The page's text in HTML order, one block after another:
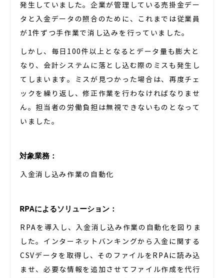
発生していました。企業が管理している売掛金デー
タと入金データの照合のために、これまでは従業員
が1件ずつ手作業で消し込みを行っていました。
しかし、毎日100件以上となるとデータ量も膨大と
なり、会計システムに落とし込む際のミスも発生し
てしまいます。ミスが見つかった場合は、再度チェ
ックを繰り返し、修正作業を行わなければなりませ
ん。担当者の労働負担は無視できないものとなって
いました。
対象業務：
入金消し込み作業の自動化
RPAによるソリューション：
RPAを導入し、入金消し込み作業の自動化を図りま
した。インターネットバンキングから入金に関する
CSVデータを取得し、そのファイルをRPAに読み込
ませ、必要な情報を追加させてファイル作成を代行